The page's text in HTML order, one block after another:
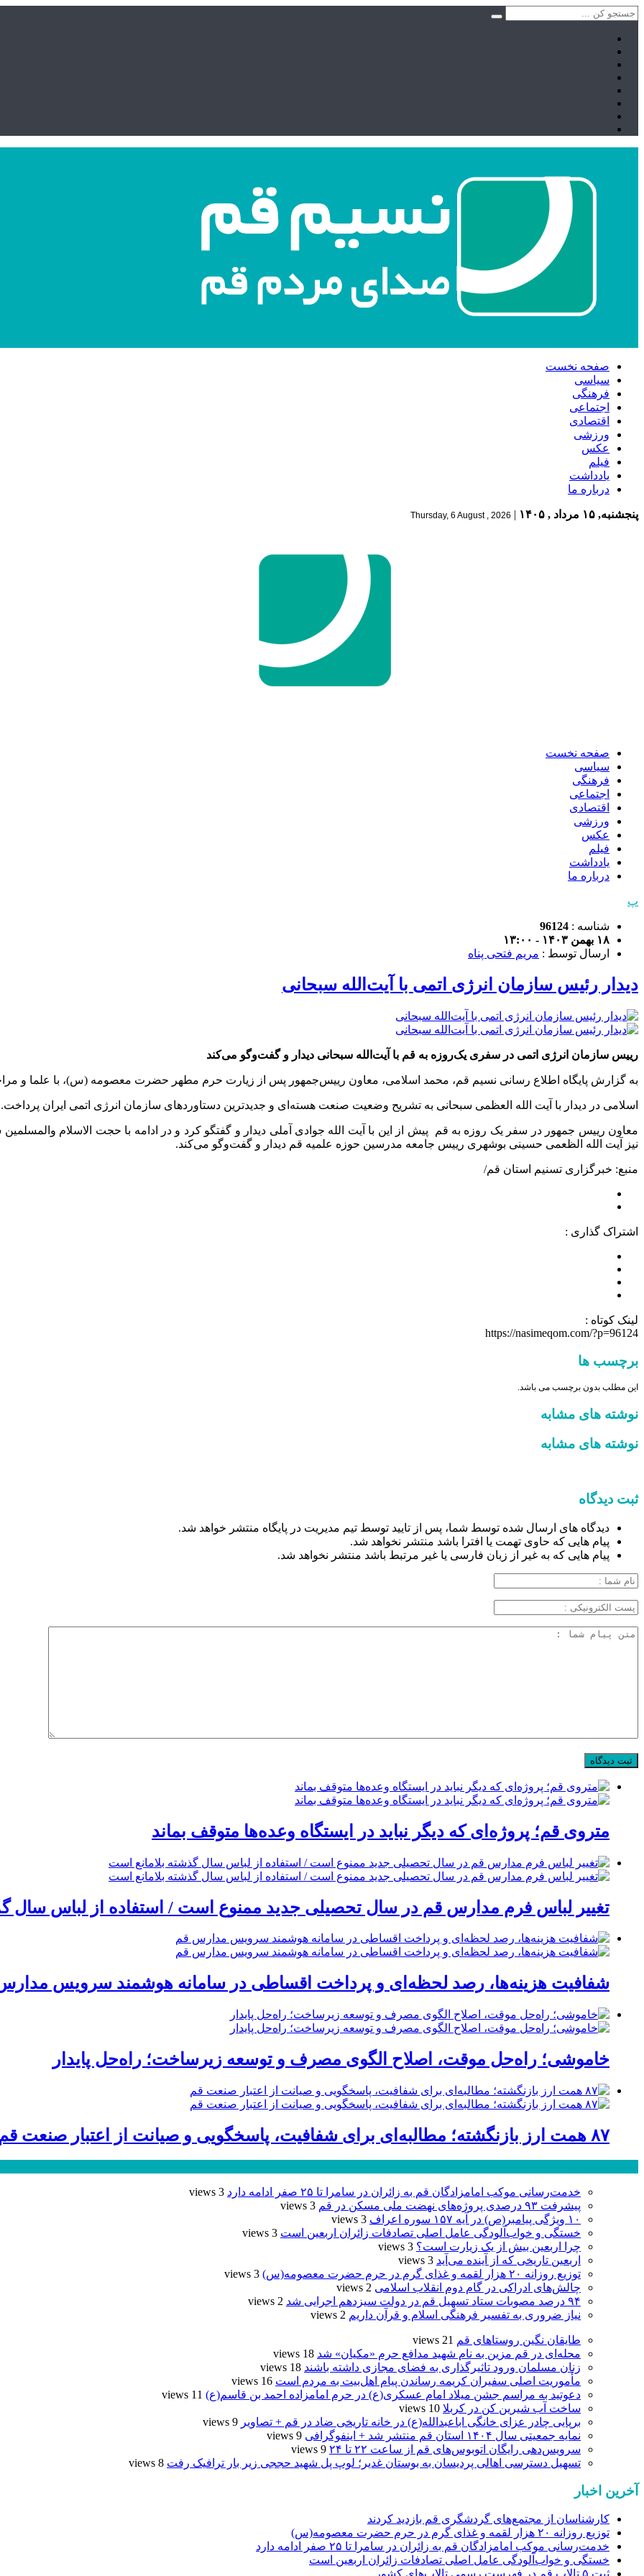
صفحه نخست
سیاسی
فرهنگی
اجتماعی
اقتصادی
ورزشی
عکس
فیلم
یادداشت
درباره ما
پنجشنبه, ۱۵ مرداد , ۱۴۰۵ |
Thursday, 6 August , 2026
صفحه نخست
سیاسی
فرهنگی
اجتماعی
اقتصادی
ورزشی
عکس
فیلم
یادداشت
درباره ما
پ
شناسه : 96124
۱۸ بهمن ۱۴۰۳ - ۱۳:۰۰
ارسال توسط : مریم فتحی پناه
دیدار رئیس سازمان انرژی اتمی با آیت‌الله سبحانی
رییس سازمان انرژی اتمی در سفری یک‌روزه به قم با آیت‌الله سبحانی دیدار و گفت‌وگو می‌کند
به گزارش پایگاه اطلاع رسانی نسیم قم، محمد اسلامی، معاون رییس‌جمهور پس از زیارت حرم مطهر حضرت معصومه (س)، با علما و مراجع
اسلامی در دیدار با آیت الله العظمی سبحانی به تشریح وضعیت صنعت هسته‌ای و جدیدترین دستاوردهای سازمان انرژی اتمی ایران پرداخت.
معاون رییس جمهور در سفر یک روزه به قم پیش از این با آیت الله جوادی آملی دیدار و گفتگو کرد و در ادامه با حجت الاسلام والمسلمین
نیز آیت الله الظعمی حسینى بوشهرى رییس جامعه مدرسین حوزه علمیه قم دیدار و گفت‌وگو می‌کند.
منبع: خبرگزاری تسنیم استان قم/
اشتراک گذاری :
لینک کوتاه :
https://nasimeqom.com/?p=96124
برچسب ها
این مطلب بدون برچسب می باشد.
نوشته های مشابه
نوشته های مشابه
ثبت دیدگاه
دیدگاه های ارسال شده توسط شما، پس از تایید توسط تیم مدیریت در پایگاه منتشر خواهد شد.
پیام هایی که حاوی تهمت یا افترا باشد منتشر نخواهد شد.
پیام هایی که به غیر از زبان فارسی یا غیر مرتبط باشد منتشر نخواهد شد.
متروی قم؛ پروژه‌ای که دیگر نباید در ایستگاه وعده‌ها متوقف بماند
تغییر لباس فرم مدارس قم در سال تحصیلی جدید ممنوع است / استفاده از لباس سال
شفافیت هزینه‌ها، رصد لحظه‌ای و پرداخت اقساطی در سامانه هوشمند سرویس
خاموشی؛ راه‌حل موقت، اصلاح الگوی مصرف و توسعه زیرساخت؛ راه‌حل پایدار
۸۷ همت ارز بازنگشته؛ مطالبه‌ای برای شفافیت، پاسخگویی و صیانت از اعتبار صنعت قم
خدمت‌رسانی موکب امامزادگان قم به زائران در سامرا تا ۲۵ صفر ادامه دارد
3 views
پیشرفت ۹۳ درصدی پروژه‌های نهضت ملی مسکن در قم
3 views
۱۰ ویژگی پیامبر(ص) در آیه ۱۵۷ سوره اعراف
3 views
خستگی و خواب‌آلودگی عامل اصلی تصادفات زائران اربعین است 3 views
چرا اربعین بیش از یک زیارت است؟ 3 views
اربعین تاریخی که از آینده می‌آید 3 views
توزیع روزانه ۲۰ هزار لقمه و غذای گرم در حرم حضرت معصومه(س)
3 views
چالش‌های ادراکی در گام دوم انقلاب اسلامی 2 views
۹۴ درصد مصوبات ستاد تسهیل قم در دولت سیزدهم اجرایی شد
2 views
نیاز ضروری به تفسیر فرهنگی اسلام و قرآن داریم 2 views
طایقان نگین روستاهای قم 21 views
محله‌ای در قم مزین به نام شهید مدافع حرم «مکیان» شد 18 views
زنان مسلمان ورود تاثیرگذاری به فضای مجازی داشته باشند 18 views
مأموریت اصلی سفیران کریمه رساندن پیام اهل‌بیت به مردم است 16 views
دعوتید به مراسم جشن میلاد امام عسکری(ع) در حرم امامزاده احمد بن قاسم(ع) 11 views
ساخت آب شیرین کن در کربلا 10 views
برپایی چادر عزای خانگی اباعبدالله(ع) در خانه تاریخی ضاد در قم + تصاویر 9 views
نمایه جمعیتی سال ۱۴۰۴ استان قم منتشر شد + اینفوگرافی
9 views
سرویس‌دهی رایگان اتوبوس‌های قم از ساعت ۲۲ تا ۲۴
9 views
تسهیل دسترسی اهالی پردیسان به بوستان غدیر؛ لوپ پل شهید حججی زیر بار ترافیک رفت 8 views
آخرین اخبار
کارشناسان از مجتمع‌های گردشگری قم بازدید کردند
توزیع روزانه ۲۰ هزار لقمه و غذای گرم در حرم حضرت معصومه(س)
خدمت‌رسانی موکب امامزادگان قم به زائران در سامرا تا ۲۵ صفر ادامه دارد
خستگی و خواب‌آلودگی عامل اصلی تصادفات زائران اربعین است